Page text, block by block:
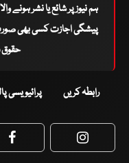
ہم نیوز پر شائع یا نشر ہونے
پیشگی اجازت کسی بھی
حقوق
رابطہ کریں پرائیویسی
Facebook